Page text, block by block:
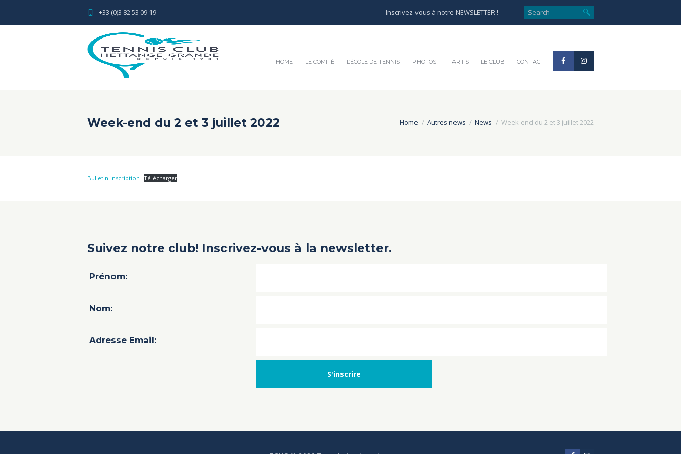
+33 (0)3 82 53 09 19 Inscrivez-vous à notre NEWSLETTER !
HOME LE COMITÉ L’ÉCOLE DE TENNIS PHOTOS TARIFS LE CLUB CONTACT
Week-end du 2 et 3 juillet 2022 Home Autres news News Week-end du 2 et 3 juillet 2022
Bulletin-inscription Télécharger
Suivez notre club! Inscrivez-vous à la newsletter.
Prénom:
Nom:
Adresse Email: